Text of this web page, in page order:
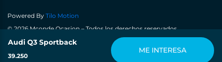
Audi Q3 Sportback
39.250
ME INTERESA
Powered By Tilo Motion
© 2026 Mconde Ocasion – Todos los derechos reservados
Política de privacidad Aviso legal